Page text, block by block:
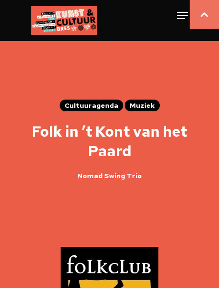
Cultuuragenda Muziek
Folk in ’t Kont van het
Paard
Nomad Swing Trio